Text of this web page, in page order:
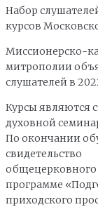
Набор
курсов
Миссионерско-
митрополии
слушателей в
Курсы являются
духовной
По окончании
свидетельство
программе
приходского